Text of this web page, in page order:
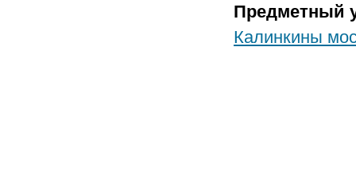
Предметный
Калинкины